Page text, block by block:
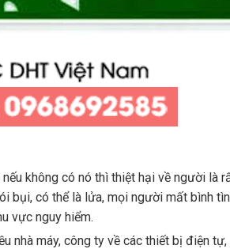
không có nó thì thiệt hại về người là
bụi, có thể là lửa, mọi người mất bình
vực nguy hiểm.
nhà máy, công ty về các thiết bị điện